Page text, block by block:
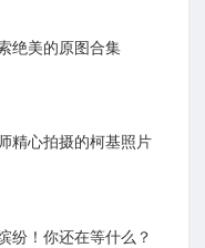
绝美的原图合集
精心拍摄的柯基照片
纷！你还在等什么？